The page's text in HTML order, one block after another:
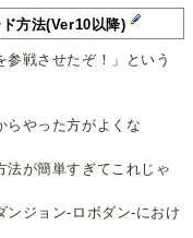
方法(Ver10以降)
参戦させたぞ！」という
やった方がよくな
法が簡単すぎてこれじゃ
ンジョン-ロボダン-におけ